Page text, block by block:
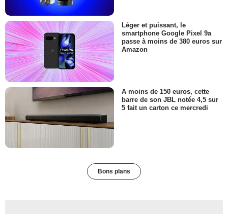
Léger et puissant, le
smartphone Google Pixel 9a
passe à moins de 380 euros sur
Amazon
A moins de 150 euros, cette
barre de son JBL notée 4,5 sur
5 fait un carton ce mercredi
Bons plans